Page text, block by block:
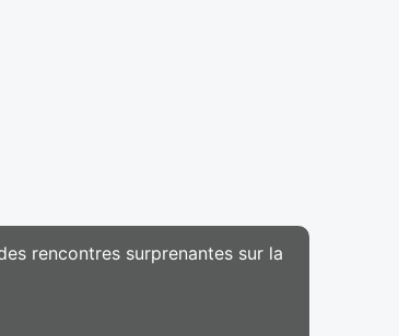
rencontres surprenantes sur la